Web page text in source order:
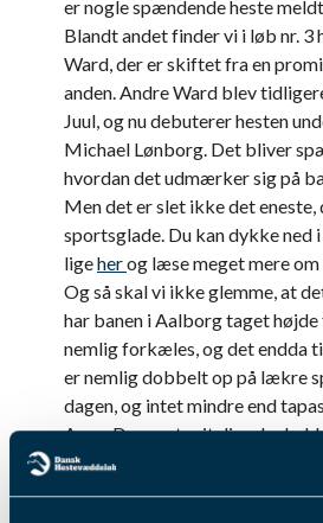
er nogle spændende heste
Blandt andet finder vi i løb nr. 3
Ward, der er skiftet fra en
anden. Andre Ward blev
Juul, og nu debuterer hesten
Michael Lønborg. Det bliver
hvordan det udmærker sig på
Men det er slet ikke det eneste,
sportsglade. Du kan dykke ned
ligeherog læse meget mere om
Og så skal vi ikke glemme, at
har banen i Aalborg taget
nemlig forkæles, og det endda
er nemlig dobbelt op på lækre
dagen, og intet mindre end
Aaen. Der venter italienske
pris af 139 kr.